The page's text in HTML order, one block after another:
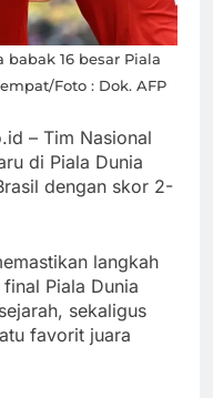
Ucapkan “Free
Palestine”,
Karyawan
Berhasil
Galang Dana
Lebih dari
Polkam: LPM
Harus Jadi
Pendorong
16 besar Piala
Foto : Dok. AFP
– Tim Nasional
di Piala Dunia
dengan skor 2-
langkah
Piala Dunia
sekaligus
favorit juara